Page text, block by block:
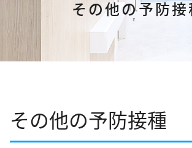
医師紹介
診療案内
その他の予防
その他の予防接種